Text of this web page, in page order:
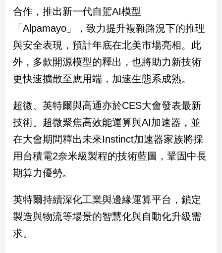
地
方
冠
病
毒
專
南
台
灣
點
南
台
灣
觀
點
合作，推出新一代自駕AI模型
「Alpamayo」，致力提升複雜路況下的推理
與安全表現，預計年底在北美市場亮相。此
外，多款開源模型的釋出，也將助力新技術
更快速擴散至應用端，加速生態系成熟。
超微、英特爾與高通亦於CES大會發表最新
技術。超微聚焦高效能運算與AI加速器，並
在大會期間釋出未來Instinct加速器家族將採
用台積電2奈米級製程的技術藍圖，鞏固中長
期算力優勢。
英特爾持續深化工業與邊緣運算平台，鎖定
製造與物流等場景的智慧化與自動化升級需
求。